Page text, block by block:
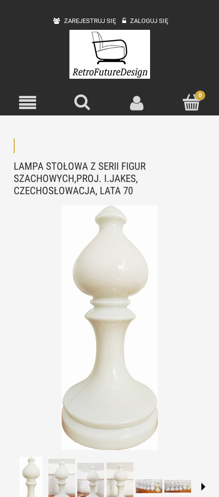
ZAREJESTRUJ SIĘ ZALOGUJ SIĘ
LAMPA STOŁOWA Z SERII FIGUR
SZACHOWYCH,PROJ. I.JAKES,
CZECHOSŁOWACJA, LATA 70